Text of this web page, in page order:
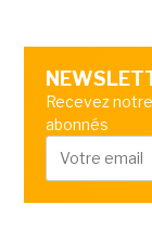
Recevez
abonnés